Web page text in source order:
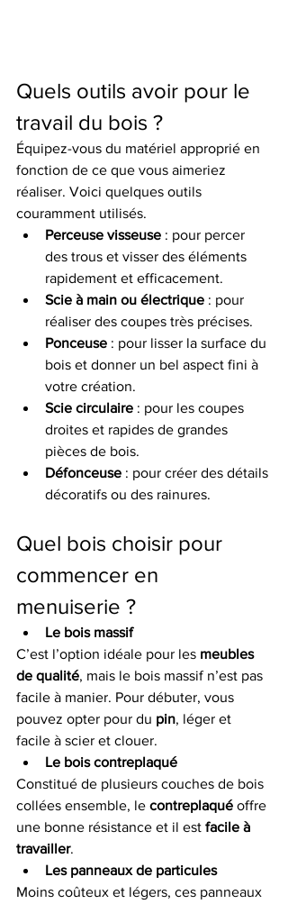
Quels outils avoir pour le
travail du bois ?
Équipez-vous du matériel approprié en
fonction de ce que vous aimeriez
réaliser. Voici quelques outils
couramment utilisés.
Perceuse visseuse : pour percer
des trous et visser des éléments
rapidement et efficacement.
Scie à main ou électrique : pour
réaliser des coupes très précises.
Ponceuse : pour lisser la surface du
bois et donner un bel aspect fini à
votre création.
Scie circulaire : pour les coupes
droites et rapides de grandes
pièces de bois.
Défonceuse : pour créer des détails
décoratifs ou des rainures.
Quel bois choisir pour
commencer en
menuiserie ?
Le bois massif
C’est l’option idéale pour les meubles
de qualité, mais le bois massif n’est pas
facile à manier. Pour débuter, vous
pouvez opter pour du pin, léger et
facile à scier et clouer.
Le bois contreplaqué
Constitué de plusieurs couches de bois
collées ensemble, le contreplaqué offre
une bonne résistance et il est facile à
travailler.
Les panneaux de particules
Moins coûteux et légers, ces panneaux